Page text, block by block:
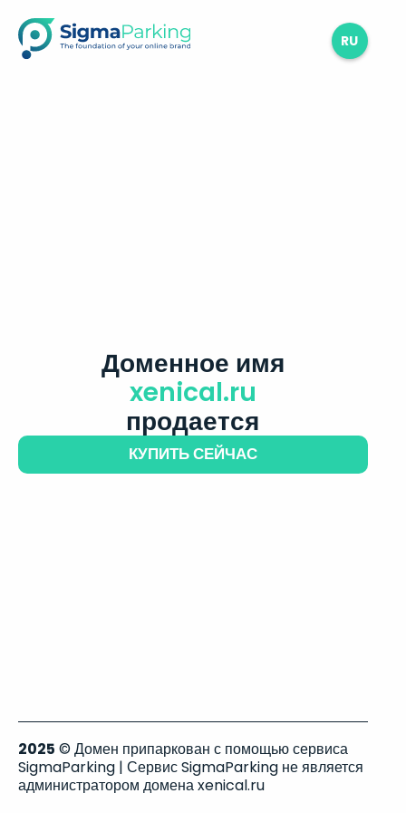
RU
Доменное имя
xenical.ru
продается
КУПИТЬ СЕЙЧАС
2025 © Домен припаркован с помощью сервиса
SigmaParking | Сервис SigmaParking не является
администратором домена xenical.ru